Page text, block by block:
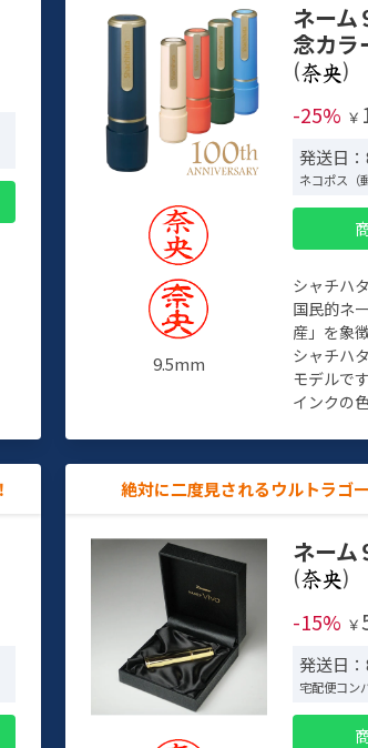
9.5mm
ネーム
念カラ
(
)
-25% ￥
発送日
ネコポス（
シャチハ
国民的ネ
産」を象
シャチハ
モデルです
インクの
絶対に二度見されるウルトラゴ
ネーム
(
)
-15% ￥
発送日
宅配便コン